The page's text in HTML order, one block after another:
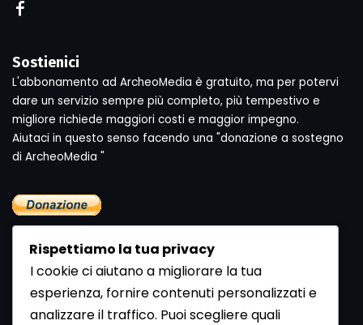
Sostienici
L'abbonamento ad ArcheoMedia è gratuito, ma per potervi
dare un servizio sempre più completo, più tempestivo e
migliore richiede maggiori costi e maggior impegno.
Aiutaci in questo senso facendo una "donazione a sostegno
di ArcheoMedia "
Rispettiamo la tua privacy
I cookie ci aiutano a migliorare la tua
esperienza, fornire contenuti personalizzati e
analizzare il traffico. Puoi scegliere quali